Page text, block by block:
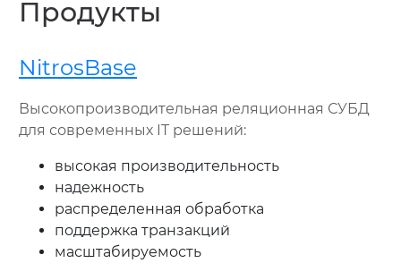
Продукты
NitrosBase
Высокопроизводительная реляционная СУБД
для современных IT решений:
высокая производительность
надежность
распределенная обработка
поддержка транзакций
масштабируемость